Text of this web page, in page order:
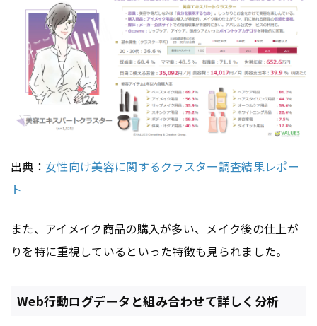
出典： 女性向け美容に関するクラスター調査結果レポー
ト
また、アイメイク商品の購入が多い、メイク後の仕上が
りを特に重視しているといった特徴も見られました。
Web行動ログデータと組み合わせて詳しく分析